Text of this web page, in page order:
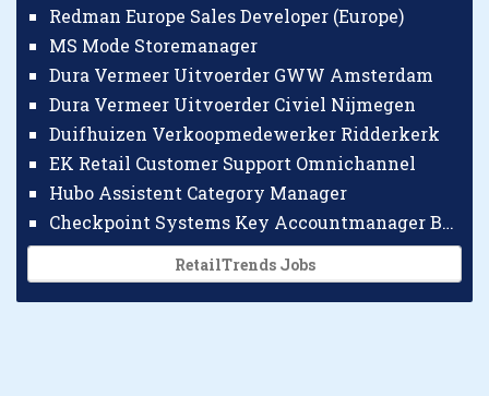
Redman Europe Sales Developer (Europe)
MS Mode Storemanager
Dura Vermeer Uitvoerder GWW Amsterdam
Dura Vermeer Uitvoerder Civiel Nijmegen
Duifhuizen Verkoopmedewerker Ridderkerk
EK Retail Customer Support Omnichannel
Hubo Assistent Category Manager
Checkpoint Systems Key Accountmanager Benelux
RetailTrends Jobs